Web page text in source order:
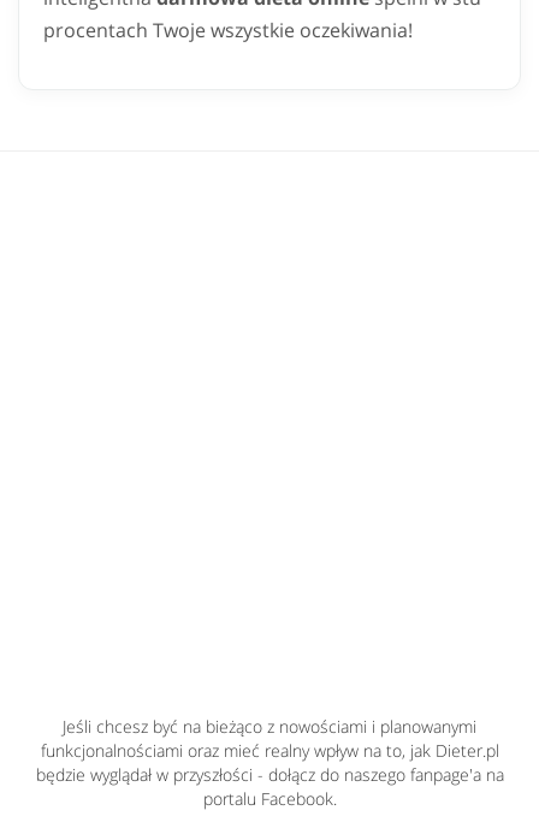
procentach Twoje wszystkie oczekiwania!
Jeśli chcesz być na bieżąco z nowościami i planowanymi
funkcjonalnościami oraz mieć realny wpływ na to, jak Dieter.pl
będzie wyglądał w przyszłości - dołącz do naszego fanpage'a na
portalu Facebook.